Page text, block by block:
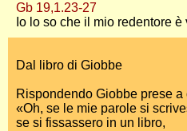
Gb 19,1.23-27
Io lo so che il mio redentore è
Dal libro di Giobbe
Rispondendo Giobbe prese a
«Oh, se le mie parole si
se si fissassero in un libro,